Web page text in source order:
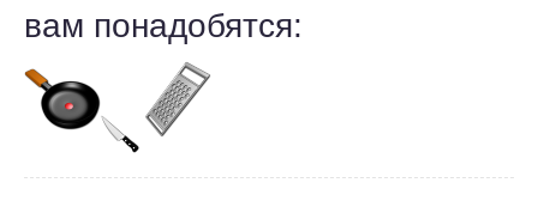
вам понадобятся: